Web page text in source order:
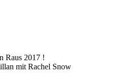
Raus 2017 !
mit Rachel Snow